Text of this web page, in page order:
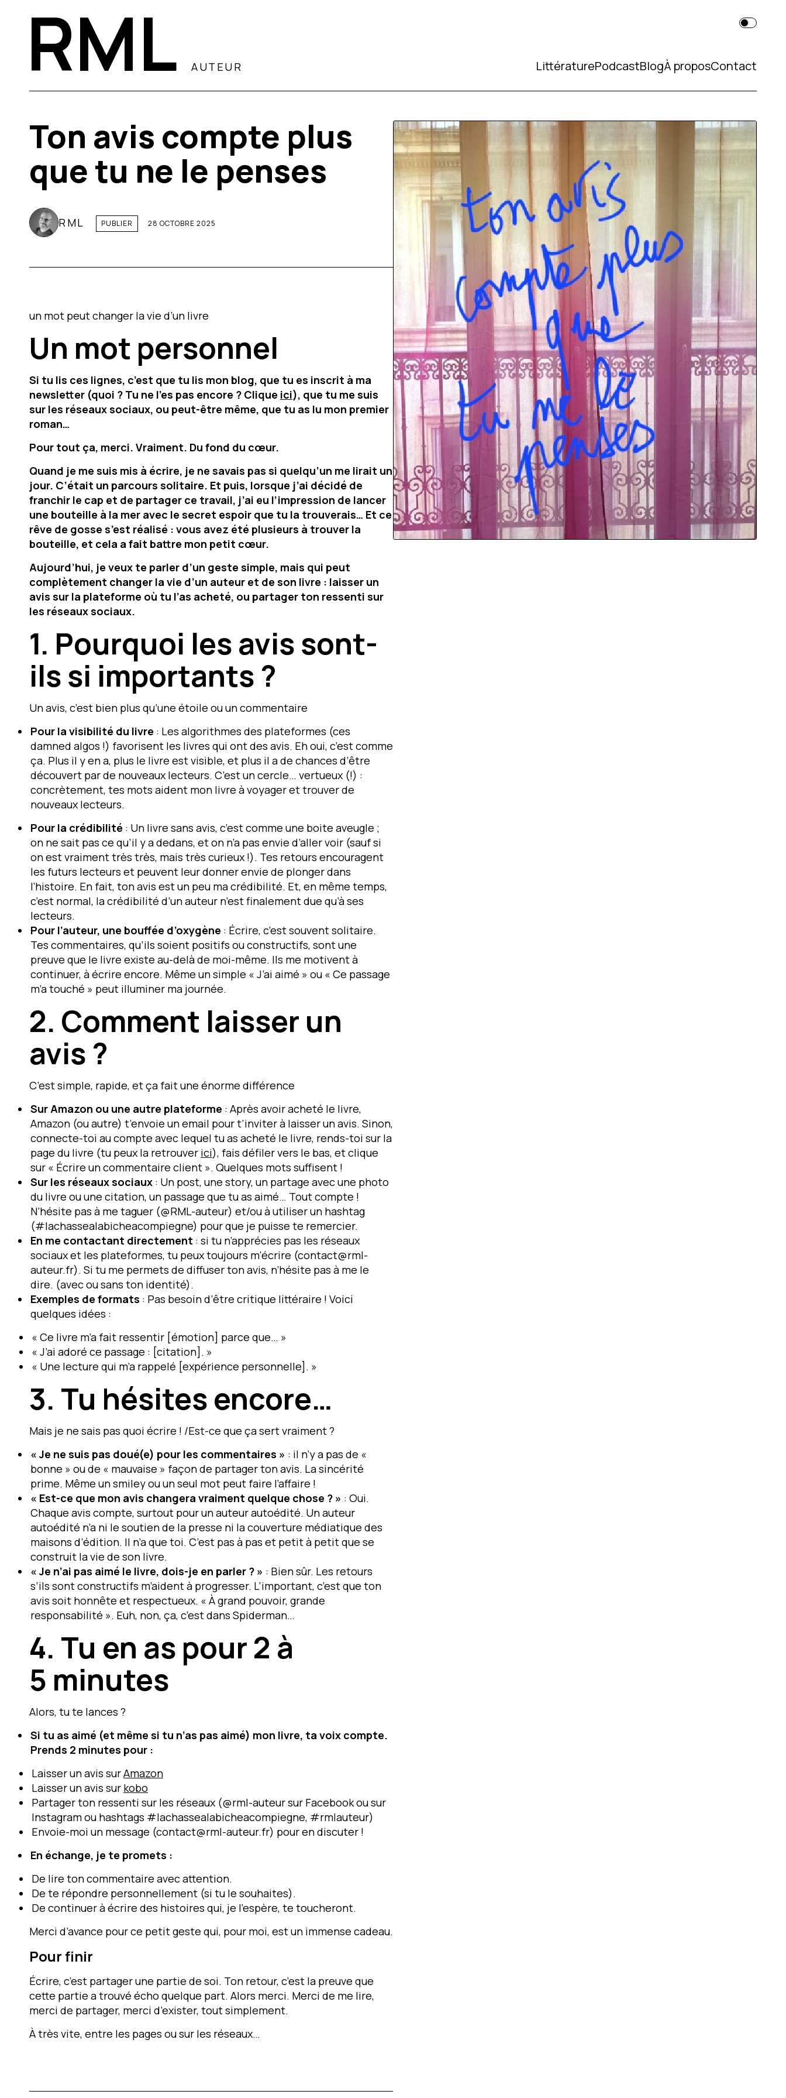
RML AUTEUR LittératurePodcastBlogÀ proposContact
Ton avis compte plus
que tu ne le penses
RML PUBLIER 28 OCTOBRE 2025
un mot peutchanger la vie d’un livre
Un mot personnel
Si tu lis ces lignes, c’est que tu lis mon blog, que tu es inscrit à ma
newsletter (quoi ? Tu ne l’es pas encore ? Clique ici), que tu me suis
sur les réseaux sociaux, ou peut-être même, que tu as lu mon premier
roman…
Pour tout ça, merci. Vraiment. Du fond du cœur.
Quand je me suis mis à écrire, je ne savais pas si quelqu’un me lirait un
jour. C’était un parcours solitaire. Et puis, lorsque j’ai décidé de
franchir le cap et de partager ce travail, j’ai eu l’impression de lancer
une bouteille à la mer avec le secret espoir que tu la trouverais… Et ce
rêve de gosse s’est réalisé : vous avez été plusieurs à trouver la
bouteille, et cela a fait battre mon petit cœur.
Aujourd’hui, je veux te parler d’un geste simple, mais qui peut
complètement changer la vie d’un auteur et de son livre : laisser un
avis sur la plateforme où tu l’as acheté, ou partager ton ressenti sur
les réseaux sociaux.
1. Pourquoi les avis sont-
ils si importants ?
Un avis, c’est bien plus qu’une étoile ou un commentaire
Pour la visibilité du livre : Les algorithmes des plateformes (ces
damned algos !) favorisent les livres qui ont des avis. Eh oui, c’est comme
ça. Plus il y en a, plus le livre est visible, et plus il a de chances d’être
découvert par de nouveaux lecteurs. C’est un cercle… vertueux (!) :
concrètement, tes mots aident mon livre à voyager et trouver de
nouveaux lecteurs.
Pour la crédibilité : Un livre sans avis, c’est comme une boite aveugle ;
on ne sait pas ce qu’il y a dedans, et on n’a pas envie d’aller voir (sauf si
on est vraiment très très, mais très curieux !). Tes retours encouragent
les futurs lecteurs et peuvent leur donner envie de plonger dans
l’histoire. En fait, ton avis est un peu ma crédibilité. Et, en même temps,
c’est normal, la crédibilité d’un auteur n’est finalement due qu’à ses
lecteurs.
Pour l’auteur, une bouffée d’oxygène : Écrire, c’est souvent solitaire.
Tes commentaires, qu’ils soient positifs ou constructifs, sont une
preuve que le livre existe au-delà de moi-même. Ils me motivent à
continuer, à écrire encore. Même un simple « J’ai aimé » ou « Ce passage
m’a touché » peut illuminer ma journée.
2. Comment laisser un
avis ?
C’est simple, rapide, et ça fait une énorme différence
Sur Amazon ou une autre plateforme : Après avoir acheté le livre,
Amazon (ou autre) t’envoie un email pour t’inviter à laisser un avis. Sinon,
connecte-toi au compte avec lequel tu as acheté le livre, rends-toi sur la
page du livre (tu peux la retrouver ici), fais défiler vers le bas, et clique
sur « Écrire un commentaire client ». Quelques mots suffisent !
Sur les réseaux sociaux : Un post, une story, un partage avec une photo
du livre ou une citation, un passage que tu as aimé… Tout compte !
N’hésite pas à me taguer (@RML-auteur) et/ou à utiliser un hashtag
(#lachassealabicheacompiegne) pour que je puisse te remercier.
En me contactant directement : si tu n’apprécies pas les réseaux
sociaux et les plateformes, tu peux toujours m’écrire (contact@rml-
auteur.fr). Si tu me permets de diffuser ton avis, n’hésite pas à me le
dire. (avec ou sans ton identité).
Exemples de formats : Pas besoin d’être critique littéraire ! Voici
quelques idées :
« Ce livre m’a fait ressentir [émotion] parce que… »
« J’ai adoré ce passage : [citation]. »
« Une lecture qui m’a rappelé [expérience personnelle]. »
3. Tu hésites encore…
Mais je ne sais pas quoi écrire ! /Est-ce que ça sert vraiment ?
« Je ne suis pas doué(e) pour les commentaires » : il n’y a pas de «
bonne » ou de « mauvaise » façon de partager ton avis. La sincérité
prime. Même un smiley ou un seul mot peut faire l’affaire !
« Est-ce que mon avis changera vraiment quelque chose ? » : Oui.
Chaque avis compte, surtout pour un auteur autoédité. Un auteur
autoédité n’a ni le soutien de la presse ni la couverture médiatique des
maisons d’édition. Il n’a que toi. C’est pas à pas et petit à petit que se
construit la vie de son livre.
« Je n’ai pas aimé le livre, dois-je en parler ? » : Bien sûr. Les retours
s’ils sont constructifs m’aident à progresser. L’important, c’est que ton
avis soit honnête et respectueux. « À grand pouvoir, grande
responsabilité ». Euh, non, ça, c’est dans Spiderman…
4. Tu en as pour 2 à
5 minutes
Alors, tute lances ?
Si tu as aimé (et même si tu n’as pas aimé) mon livre, ta voix compte.
Prends 2 minutes pour :
Laisser un avis surAmazon
Laisser un avis sur kobo
Partager ton ressenti sur les réseaux (@rml-auteur sur Facebook ou sur
Instagram ou hashtags #lachassealabicheacompiegne, #rmlauteur)
Envoie-moi un message (contact@rml-auteur.fr) pour en discuter !
En échange, je te promets :
De lire ton commentaire avec attention.
De te répondre personnellement (si tu le souhaites).
De continuer à écrire des histoires qui, je l’espère, te toucheront.
Merci d’avance pour ce petit geste qui, pour moi, est un immense cadeau.
Pour finir
Écrire, c’est partager une partie de soi. Ton retour, c’est la preuve que
cette partie a trouvé écho quelque part. Alors merci. Merci de me lire,
merci de partager, merci d’exister, tout simplement.
À très vite, entre les pages ou sur les réseaux…